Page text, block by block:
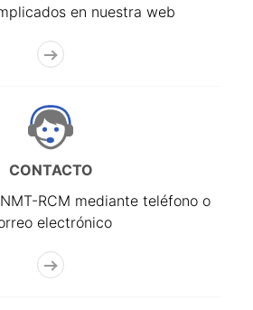
en nuestra web
CONTACTO
RCM mediante teléfono o
electrónico